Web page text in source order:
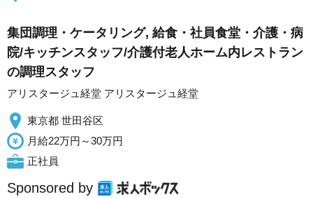
集団調理・ケータリング, 給食・社員食堂・介護・病
院/キッチンスタッフ/介護付老人ホーム内レストラン
の調理スタッフ
アリスタージュ経堂 アリスタージュ経堂
東京都 世田谷区
月給22万円～30万円
正社員
Sponsored by